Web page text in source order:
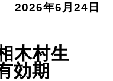
2026年6月24日
木村生
効期